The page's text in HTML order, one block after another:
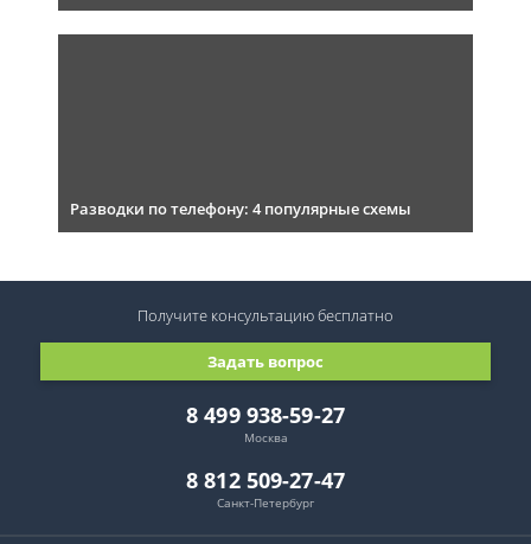
Разводки по телефону: 4 популярные схемы
8 499 938-59-27
Москва
8 812 509-27-47
Санкт-Петербург
Задать вопрос
Получите консультациюбесплатно